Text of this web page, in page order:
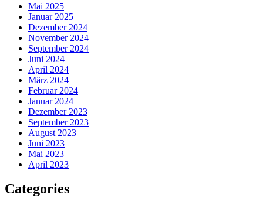
Mai 2025
Januar 2025
Dezember 2024
November 2024
September 2024
Juni 2024
April 2024
März 2024
Februar 2024
Januar 2024
Dezember 2023
September 2023
August 2023
Juni 2023
Mai 2023
April 2023
Categories